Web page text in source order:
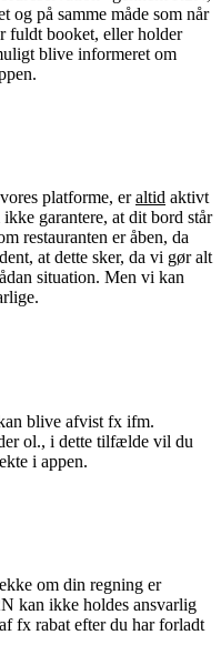
og på samme måde som når
fuldt booket, eller holder
blive informeret om
platforme, eraltid aktivt
garantere, at dit bord står
restauranten er åben, da
at dette sker, da vi gør alt
situation. Men vi kan
blive afvist fx ifm.
ol., i dette tilfælde vil du
i appen.
om din regning er
kan ikke holdes ansvarlig
fx rabat efter du har forladt